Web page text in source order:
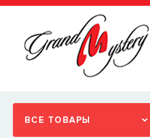
ВСЕ ТОВАРЫ